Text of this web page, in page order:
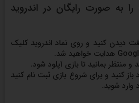
به صورت رایگان در اندروید
دیدن کنید و روی نماد اندروید کلیک
بمانید تا بازی آپلود شود.
کنید و برای شروع بازی ثبت نام کنید
شوید.